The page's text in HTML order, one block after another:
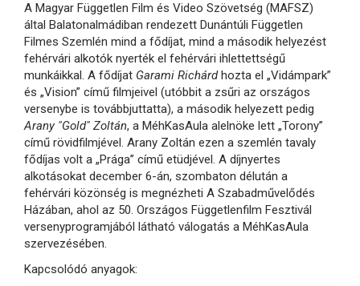
A Magyar Független Film és Video Szövetség (MAFSZ)
által Balatonalmádiban rendezett Dunántúli Független
Filmes Szemlén mind a fődíjat, mind a második helyezést
fehérvári alkotók nyerték el fehérvári ihlettettségű
munkáikkal. A fődíjat Garami Richárdhozta el „Vidámpark”
és „Vision” című filmjeivel (utóbbit a zsűri az országos
versenybe is továbbjuttatta), a második helyezett pedig
Arany "Gold" Zoltán, a MéhKasAula alelnöke lett „Torony”
című rövidfilmjével. Arany Zoltán ezen a szemlén tavaly
fődíjas volt a „Prága” című etüdjével. A díjnyertes
alkotásokat december 6-án, szombaton délután a
fehérvári közönség is megnézheti A Szabadművelődés
Házában, ahol az 50. Országos Függetlenfilm Fesztivál
versenyprogramjából látható válogatás a MéhKasAula
szervezésében.
Kapcsolódó anyagok: